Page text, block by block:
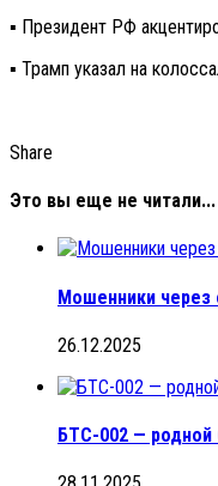
▪️ Президент РФ
▪️ Трамп указал на
Share
Это вы еще не читали...
Мошенники через
26.12.2025
БТС-002 — родной